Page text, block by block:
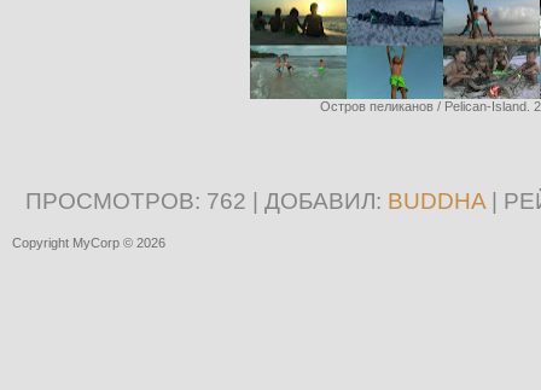
Остров пеликанов / Pelican-Island.
ПРОСМОТРОВ: 762 | ДОБАВИЛ: BUDDHA
Copyright MyCorp © 2026